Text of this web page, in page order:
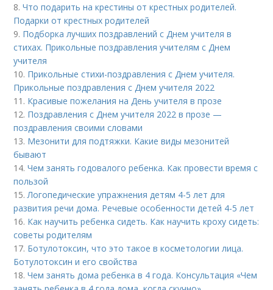
8.Что подарить на крестины от крестных родителей.
Подарки от крестных родителей
9. Подборка лучших поздравлений с Днем учителя в
стихах. Прикольные поздравления учителям с Днем
учителя
10. Прикольные стихи-поздравления с Днем учителя.
Прикольные поздравления с Днем учителя 2022
11. Красивые пожелания на День учителя в прозе
12. Поздравления с Днем учителя 2022 в прозе —
поздравления своими словами
13. Мезонити для подтяжки. Какие виды мезонитей
бывают
14.Чем занять годовалого ребенка. Как провести время с
пользой
15. Логопедические упражнения детям 4-5 лет для
развития речи дома. Речевые особенности детей 4-5 лет
16. Как научить ребенка сидеть. Как научить кроху сидеть:
советы родителям
17. Ботулотоксин, что это такое в косметологии лица.
Ботулотоксин и его свойства
18.Чем занять дома ребенка в 4 года. Консультация «Чем